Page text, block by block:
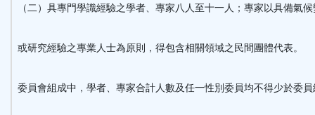
（二）具專門學識經驗之學者、專家八人至十一人；專家以具備氣
或研究經驗之專業人士為原則，得包含相關領域之民間團體代表。
委員會組成中，學者、專家合計人數及任一性別委員均不得少於委